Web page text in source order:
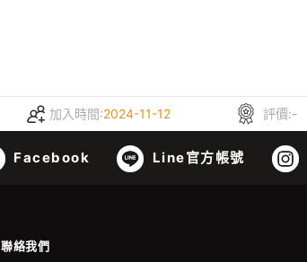
加入時間:2024-11-12 評價:-
Facebook Line官方帳號
聯絡我們